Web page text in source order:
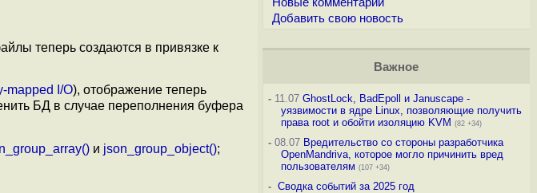
теперь создаются в привязке к
mapped I/O), отображение теперь
БД в случае переполнения буфера
и json_group_object();
Добавить свою новость
Важное
-11.07 GhostLock, BadEpoll и Januscape -
уязвимости в ядре Linux, позволяющие получить
права root и обойти изоляцию KVM (82 +34)
-08.07 Вредительство со стороны разработчика
OpenMandriva, которое могло причинить вред
пользователям (107 +34)
- Сводка событий за 2025 год